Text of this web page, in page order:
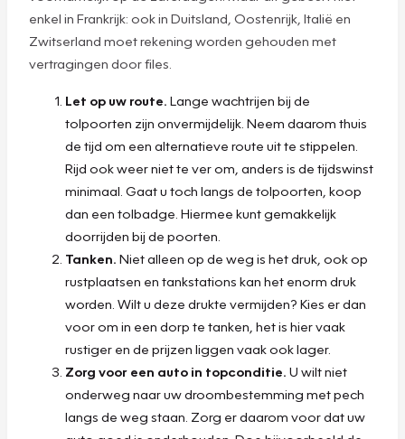
enkel in Frankrijk: ook in Duitsland, Oostenrijk, Italië en
Zwitserland moet rekening worden gehouden met
vertragingen door files.
Let op uw route. Lange wachtrijen bij de
tolpoorten zijn onvermijdelijk. Neem daarom thuis
de tijd om een alternatieve route uit te stippelen.
Rijd ook weer niet te ver om, anders is de tijdswinst
minimaal. Gaat u toch langs de tolpoorten, koop
dan een tolbadge. Hiermee kunt gemakkelijk
doorrijden bij de poorten.
Tanken. Niet alleen op de weg is het druk, ook op
rustplaatsen en tankstations kan het enorm druk
worden. Wilt u deze drukte vermijden? Kies er dan
voor om in een dorp te tanken, het is hier vaak
rustiger en de prijzen liggen vaak ook lager.
Zorg voor een auto in topconditie. U wilt niet
onderweg naar uw droombestemming met pech
langs de weg staan. Zorg er daarom voor dat uw